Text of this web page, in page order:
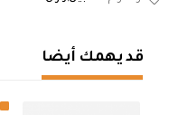
قد يهمك أيضا